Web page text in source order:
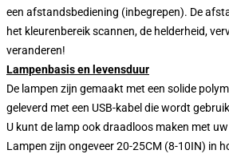
een afstandsbediening (inbegrepen). De
het kleurenbereik scannen, de helderheid,
veranderen!
Lampenbasis en levensduur
De lampen zijn gemaakt met een solide
geleverd met een USB-kabel die wordt
U kunt de lamp ook draadloos maken met
Lampen zijn ongeveer 20-25CM (8-10IN) in